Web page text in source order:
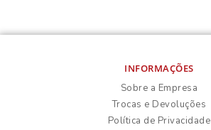
INFORMAÇÕES
Sobre a Empresa
Trocas e Devoluções
Política de Privacidade